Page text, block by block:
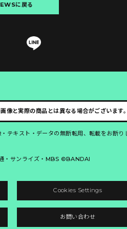
に戻る
像と実際の商品とは異なる場合がございます。
テキスト・データの無断転用、転載をお断り
・サンライズ・MBS ©BANDAI
Cookies Settings
お問い合わせ